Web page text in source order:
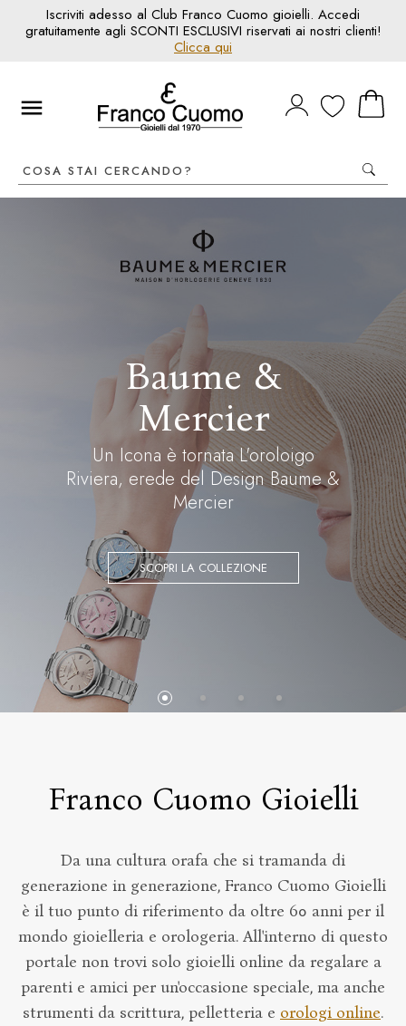
Iscriviti adesso al Club Franco Cuomo gioielli. Accedi
gratuitamente agli SCONTI ESCLUSIVI riservati ai nostri clienti!
Clicca qui
Scopri il catalogo completo di Seiko
CLICCA QUI
Franco Cuomo Gioielli
Da una cultura orafa che si tramanda di
generazione in generazione, Franco Cuomo Gioielli
è il tuo punto di riferimento da oltre 60 anni per il
mondo gioielleria e orologeria. All'interno di questo
portale non trovi solo gioielli online da regalare a
parenti e amici per un'occasione speciale, ma anche
strumenti da scrittura, pelletteria e orologi online.